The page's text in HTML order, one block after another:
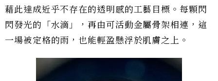
藉此達成近乎不存在的透明感的工藝目標。每顆閃
閃發光的「水滴」，再由可活動金屬骨架相連，這
一場被定格的雨，也能輕盈懸浮於肌膚之上。